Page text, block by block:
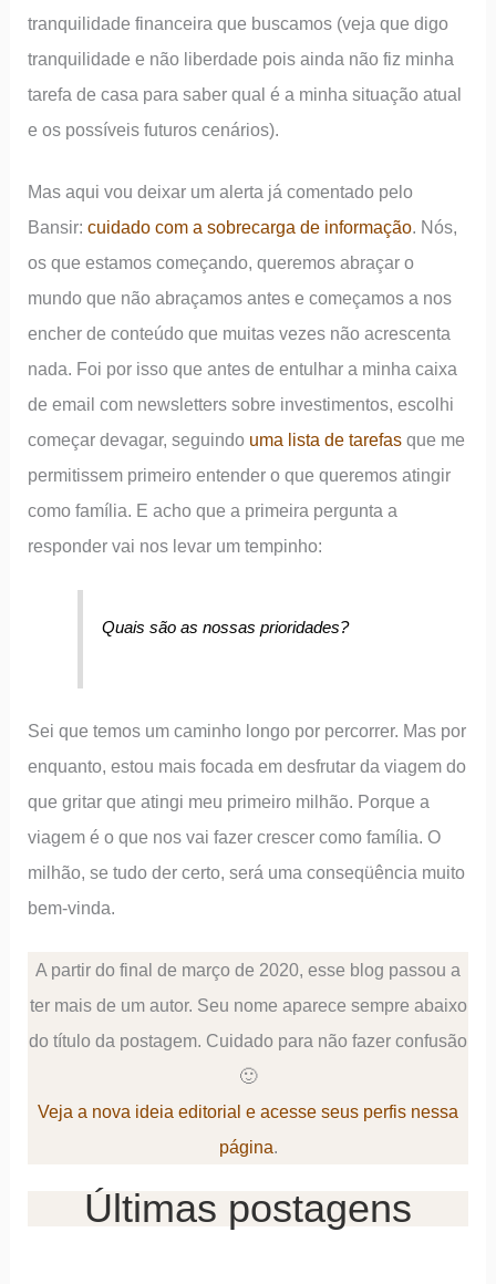
tranquilidade financeira que buscamos (veja que digo
tranquilidade e não liberdade pois ainda não fiz minha
tarefa de casa para saber qual é a minha situação atual
e os possíveis futuros cenários).
Mas aqui vou deixar um alerta já comentado pelo
Bansir:cuidado com a sobrecarga de informação. Nós,
os que estamos começando, queremos abraçar o
mundo que não abraçamos antes e começamos a nos
encher de conteúdo que muitas vezes não acrescenta
nada. Foi por isso que antes de entulhar a minha caixa
de email com newsletters sobre investimentos, escolhi
começar devagar, seguindo uma lista de tarefas que me
permitissem primeiro entender o que queremos atingir
como família. E acho que a primeira pergunta a
responder vai nos levar um tempinho:
Quais são as nossas prioridades?
Sei que temos um caminho longo por percorrer. Mas por
enquanto, estou mais focada em desfrutar da viagem do
que gritar que atingi meu primeiro milhão. Porque a
viagem é o que nos vai fazer crescer como família. O
milhão, se tudo der certo, será uma conseqüência muito
bem-vinda.
A partir do final de março de 2020, esse blog passou a
ter mais de um autor. Seu nome aparece sempre abaixo
do título da postagem. Cuidado para não fazer confusão
🙂
Veja a nova ideia editorial e acesse seus perfis nessa
página.
Últimas postagens